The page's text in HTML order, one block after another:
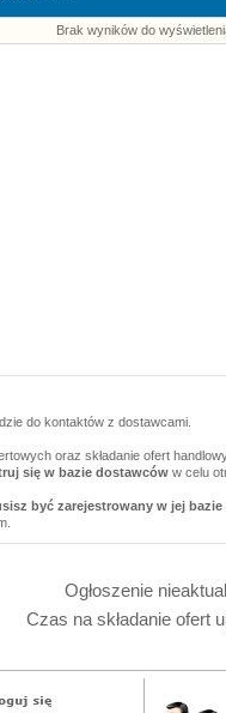
Brak wyników do
do kontaktów z dostawcami.
oraz składanie ofert
się w bazie dostawców w celu
być zarejestrowany w jej
Ogłoszenie
Czas na składanie ofert